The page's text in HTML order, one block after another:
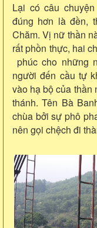
Lại có câu
đúng hơn là đền,
Chăm. Vị nữ thần
rất phồn thực, hai
phúc cho những
người đến cầu tự
vào hạ bộ của thần
thánh. Tên Bà
chùa bởi sự phô
nên gọi chệch đi